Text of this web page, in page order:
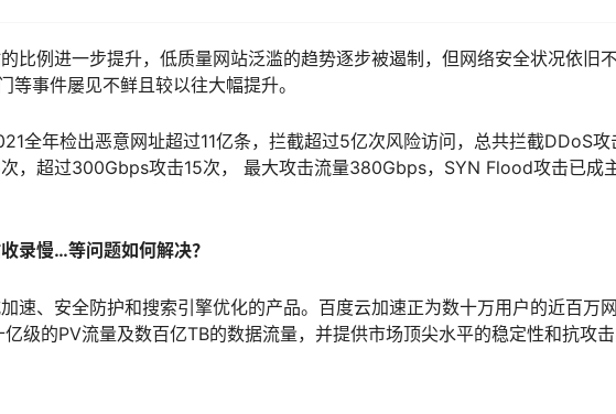
比例进一步提升，低质量网站泛滥的趋势逐步被遏制，但网络安全状况依旧不
事件屡见不鲜且较以往大幅提升。
全年检出恶意网址超过11亿条，拦截超过5亿次风险访问，总共拦截DDoS
，超过300Gbps攻击15次， 最大攻击流量380Gbps，SYN Flood攻击已成
录慢…等问题如何解决？
速、安全防护和搜索引擎优化的产品。百度云加速正为数十万用户的近百万
级的PV流量及数百亿TB的数据流量，并提供市场顶尖水平的稳定性和抗攻击